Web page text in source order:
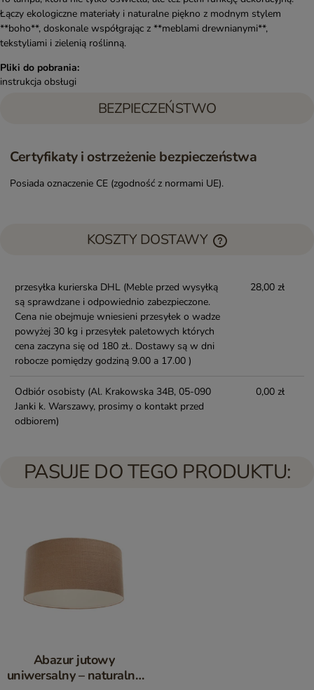
Łączy ekologiczne materiały i naturalne piękno z modnym stylem
**boho**, doskonale współgrając z **meblami drewnianymi**,
tekstyliami i zielenią roślinną.
Pliki do pobrania:
instrukcja obsługi
BEZPIECZEŃSTWO
Certyfikaty i ostrzeżenie bezpieczeństwa
Posiada oznaczenie CE (zgodność z normami UE).
KOSZTY DOSTAWY
przesyłka kurierska DHL (Meble przed wysyłką
są sprawdzane i odpowiednio zabezpieczone.
Cena nie obejmuje wniesieni przesyłek o wadze
powyżej 30 kg i przesyłek paletowych których
cena zaczyna się od 180 zł.. Dostawy są w dni
robocze pomiędzy godziną 9.00 a 17.00 )
28,00 zł
Odbiór osobisty (Al. Krakowska 34B, 05-090
Janki k. Warszawy, prosimy o kontakt przed
odbiorem)
0,00 zł
PASUJE DO TEGO PRODUKTU:
Abazur jutowy
uniwersalny – naturalny